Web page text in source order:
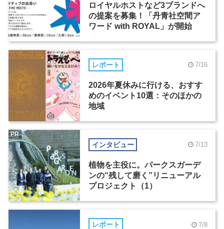
ロイヤルホストなど3ブランドへ
の提案を募集！「丹青社空間ア
ワード with ROYAL」が開始
レポート 7/16
2026年夏休みに行ける、おすす
めのイベント10選：そのほかの
地域
インタビュー 7/13
植物を主役に。パークスガーデ
ンの“残して磨く”リニューアル
プロジェクト（1）
PR
レポート 7/8